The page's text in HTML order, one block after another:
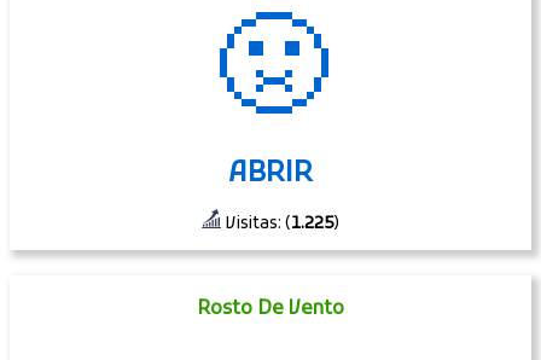
🤢
ABRIR
Visitas: (1.225)
Rosto De Vento